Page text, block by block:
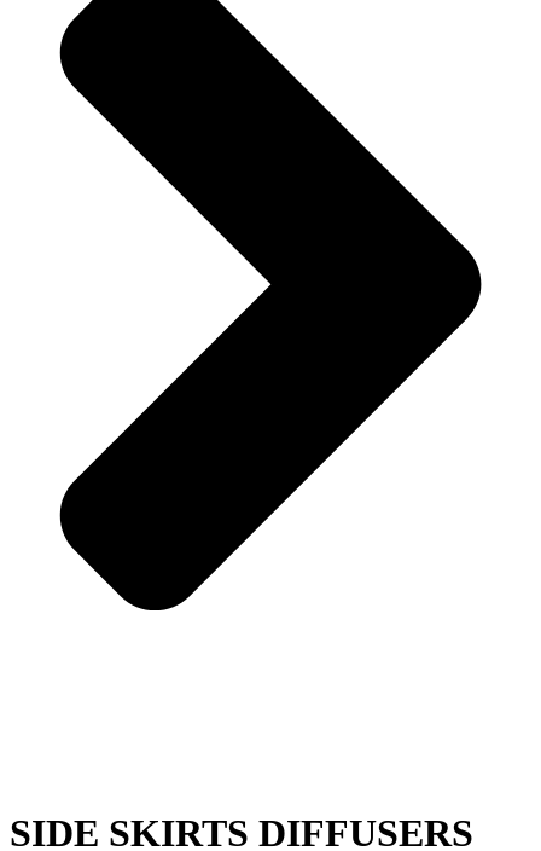
SIDE SKIRTS DIFFUSERS